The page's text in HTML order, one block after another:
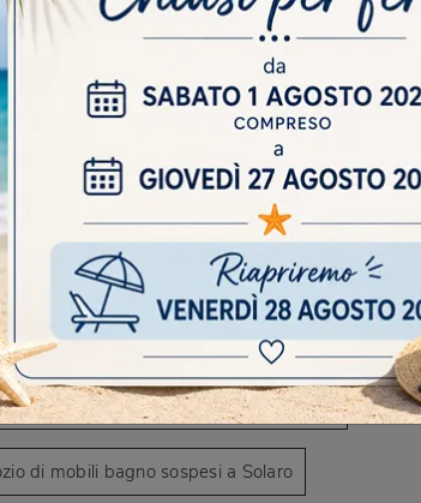
di mobili bagno sospesi a Limbiate
bagno sospesi a Paderno Dugnano
di mobili bagno sospesi a Solaro